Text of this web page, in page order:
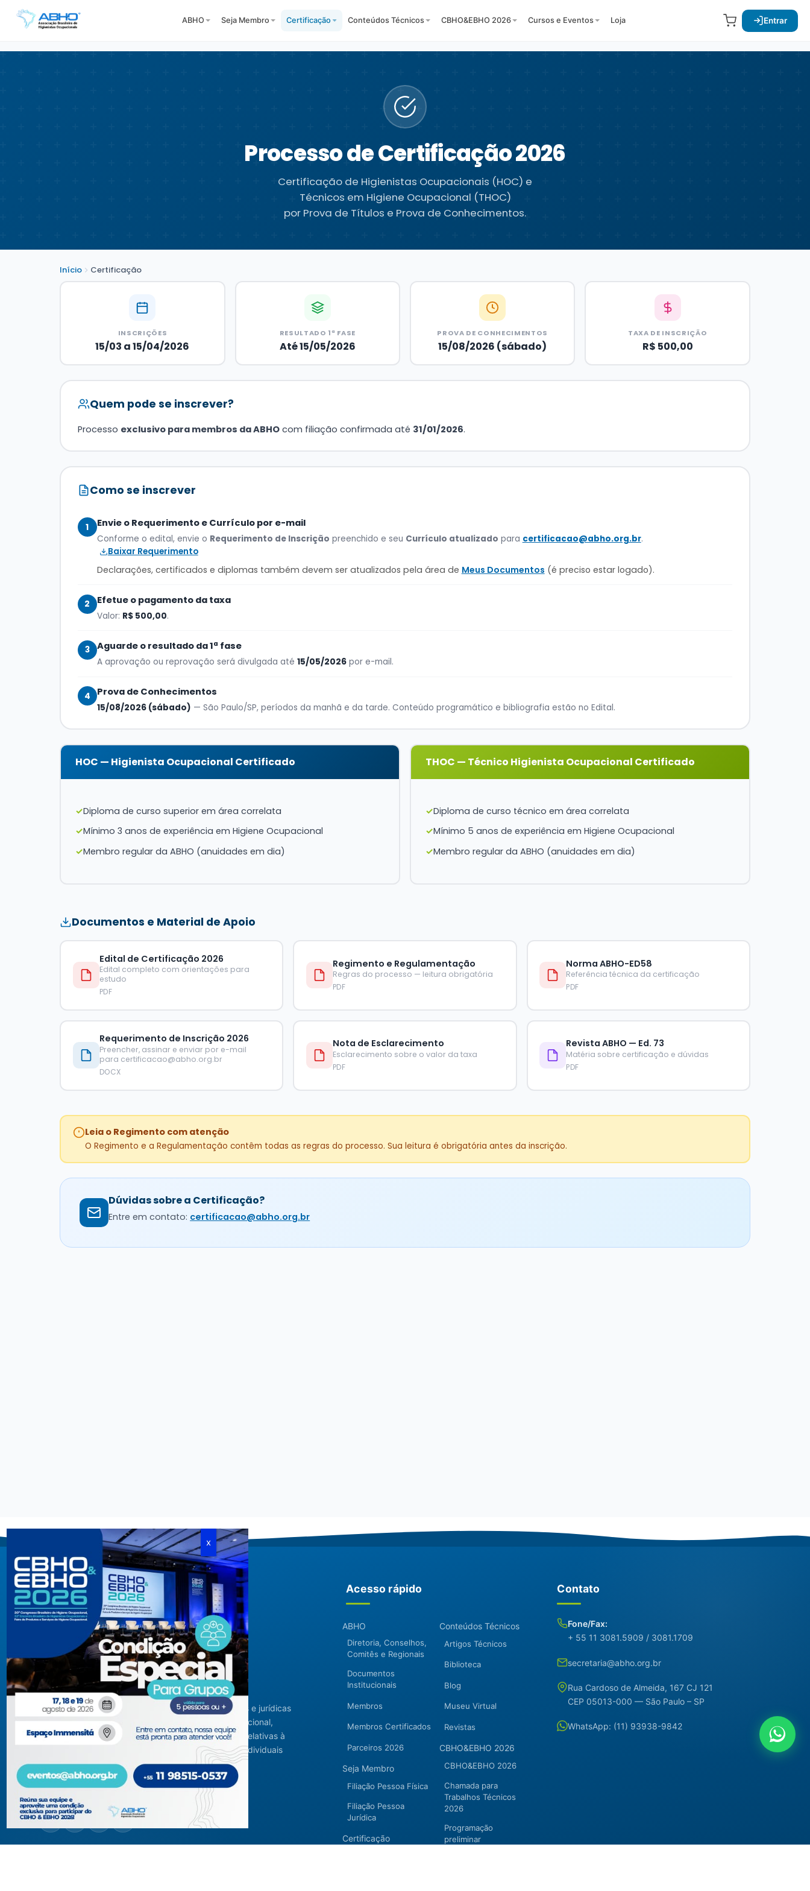
ABHO Seja Membro Certificação Conteúdos Técnicos CBHO&EBHO 2026 Cursos e Eventos Loja Entrar
Processo de Certificação 2026
Certificação de Higienistas Ocupacionais (HOC) e
Técnicos em Higiene Ocupacional (THOC)
por Prova de Títulos e Prova de Conhecimentos.
Início Certificação
INSCRIÇÕES
15/03 a 15/04/2026
RESULTADO 1ª FASE
Até 15/05/2026
PROVA DE CONHECIMENTOS
15/08/2026 (sábado)
TAXA DE INSCRIÇÃO
R$ 500,00
Quem pode se inscrever?
Processo exclusivo para membros da ABHOcom filiação confirmada até 31/01/2026.
Como se inscrever
1 Envie o Requerimento e Currículo por e-mail
Conforme o edital, envie o Requerimento de Inscrição preenchido e seu Currículo atualizado para certificacao@abho.org.br.
Baixar Requerimento
Declarações, certificados e diplomas também devem ser atualizados pela área de Meus Documentos (é preciso estar logado).
2 Efetue o pagamento da taxa
Valor: R$ 500,00.
3 Aguarde o resultado da 1ª fase
A aprovação ou reprovação será divulgada até 15/05/2026por e-mail.
4 Prova de Conhecimentos
15/08/2026 (sábado) — São Paulo/SP, períodos da manhã e da tarde. Conteúdo programático e bibliografia estão no Edital.
HOC — Higienista Ocupacional Certificado
Diploma de curso superior em área correlata
Mínimo 3 anos de experiência em Higiene Ocupacional
Membro regular da ABHO (anuidades em dia)
THOC — Técnico Higienista Ocupacional Certificado
Diploma de curso técnico em área correlata
Mínimo 5 anos de experiência em Higiene Ocupacional
Membro regular da ABHO (anuidades em dia)
Documentos e Material de Apoio
Edital de Certificação 2026
Edital completo com orientações para
estudo
PDF
Regimento e Regulamentação
Regras do processo — leitura obrigatória
PDF
Norma ABHO-ED58
Referência técnica da certificação
PDF
Requerimento de Inscrição 2026
Preencher, assinar e enviar por e-mail
para certificacao@abho.org.br
DOCX
Nota de Esclarecimento
Esclarecimento sobre o valor da taxa
PDF
Revista ABHO — Ed. 73
Matéria sobre certificação e dúvidas
PDF
Leia o Regimento com atenção
O Regimento e a Regulamentação contêm todas as regras do processo. Sua leitura é obrigatória antes da inscrição.
Dúvidas sobre a Certificação?
Entre em contato: certificacao@abho.org.br
Criada em agosto de 1994, congrega pessoas físicas e jurídicas
com interesses relacionados à área de higiene ocupacional,
tendo sido constituída para fins de estudos e ações relativas à
higiene ocupacional e representação de interesses individuais
ou coletivos dos higienistas.
Acompanhe-nos em nossas redes sociais!
Acesso rápido
ABHO
Diretoria, Conselhos,
Comitês e Regionais
Documentos
Institucionais
Membros
Membros Certificados
Parceiros 2026
Seja Membro
Filiação Pessoa Física
Filiação Pessoa
Jurídica
Certificação
Conteúdos Técnicos
Artigos Técnicos
Biblioteca
Blog
Museu Virtual
Revistas
CBHO&EBHO 2026
CBHO&EBHO 2026
Chamada para
Trabalhos Técnicos
2026
Programação
preliminar
Contato
Fone/Fax:
+ 55 11 3081.5909 / 3081.1709
secretaria@abho.org.br
Rua Cardoso de Almeida, 167 CJ 121
CEP 05013-000 — São Paulo – SP
WhatsApp: (11) 93938-9842